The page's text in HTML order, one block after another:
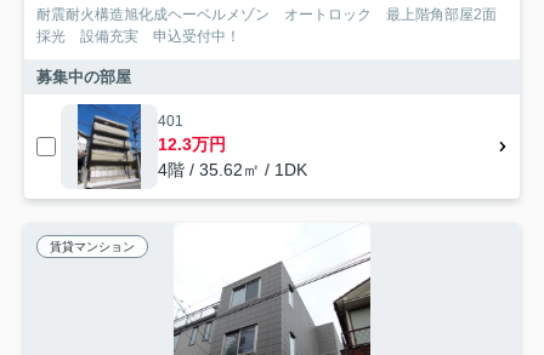
耐震耐火構造旭化成ヘーベルメゾン オートロック 最上階角部屋2面
採光 設備充実 申込受付中！
募集中の部屋
401
12.3万円
4階 / 35.62㎡ / 1DK
賃貸マンション